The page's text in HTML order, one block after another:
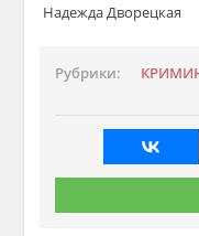
Надежда Дворецкая
Рубрики: